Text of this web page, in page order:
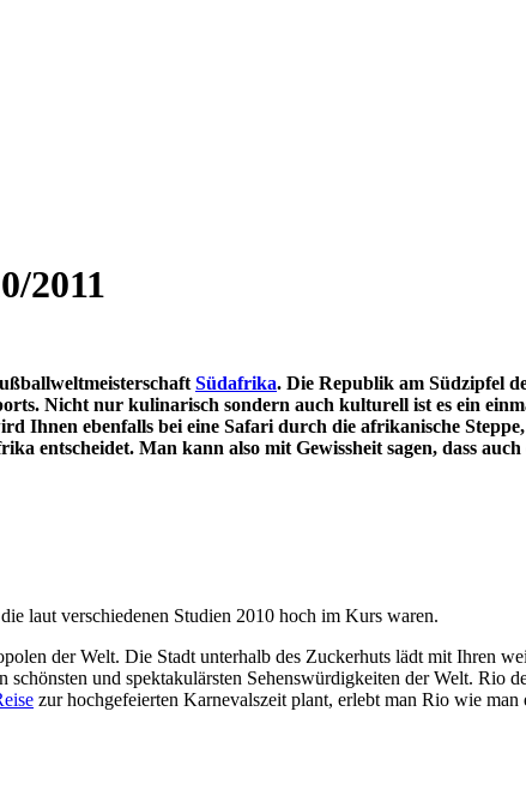
2011
Südafrika. Die Republik am Südzipfel
Nicht nur kulinarisch sondern auch kulturell ist es ein
Ihnen ebenfalls bei eine Safari durch die afrikanische
entscheidet. Man kann also mit Gewissheit sagen, dass
laut verschiedenen Studien 2010 hoch im Kurs waren.
der Welt. Die Stadt unterhalb des Zuckerhuts lädt mit Ihren
und spektakulärsten Sehenswürdigkeiten der Welt. Rio
zur hochgefeierten Karnevalszeit plant, erlebt man Rio wie man